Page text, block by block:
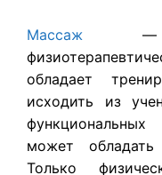
Массаж —
обладает
исходить из
может
Только